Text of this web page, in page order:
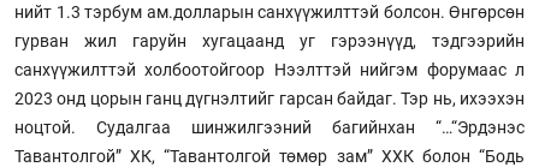
нийт 1.3 тэрбум ам.долларын санхүүжилттэй болсон. Өнгөрсөн
гурван жил гаруйн хугацаанд уг гэрээнүүд, тэдгээрийн
санхүүжилттэй холбоотойгоор Нээлттэй нийгэм форумаас л
2023 онд цорын ганц дүгнэлтийг гарсан байдаг. Тэр нь, ихээхэн
ноцтой. Судалгаа шинжилгээний багийнхан “…“Эрдэнэс
Тавантолгой” ХК, “Тавантолгой төмөр зам” ХХК болон “Бодь